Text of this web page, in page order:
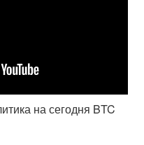
на сегодня BTC